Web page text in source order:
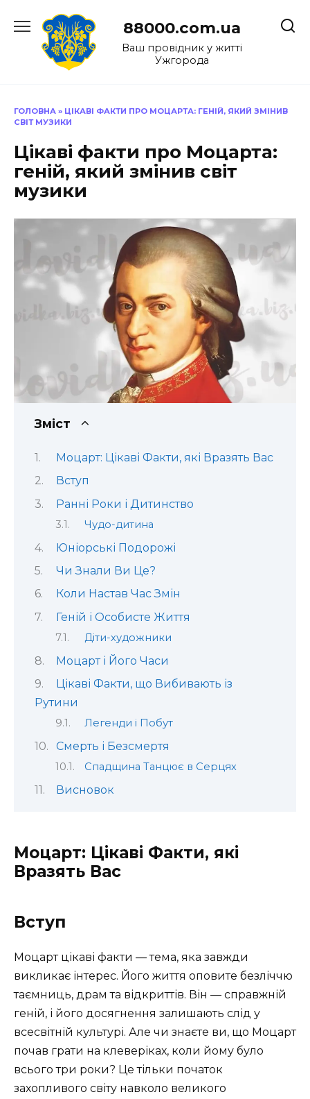
до
88000.com.ua
Ваш провідник у житті
Ужгорода
ГОЛОВНА » ЦІКАВІ ФАКТИ ПРО МОЦАРТА: ГЕНІЙ, ЯКИЙ ЗМІНИВ
СВІТ МУЗИКИ
Цікаві факти про Моцарта:
геній, який змінив світ
музики
Зміст
Моцарт: Цікаві Факти, які Вразять Вас
Вступ
Ранні Роки і Дитинство
Чудо-дитина
Юніорські Подорожі
Чи Знали Ви Це?
Коли Настав Час Змін
Геній і Особисте Життя
Діти-художники
Моцарт і Його Часи
Цікаві Факти, що Вибивають із
Рутини
Легенди і Побут
Смерть і Безсмертя
Спадщина Танцює в Серцях
Висновок
Моцарт: Цікаві Факти, які
Вразять Вас
Вступ
Моцарт цікаві факти — тема, яка завжди
викликає інтерес. Його життя оповите безліччю
таємниць, драм та відкриттів. Він — справжній
геній, і його досягнення залишають слід у
всесвітній культурі. Але чи знаєте ви, що Моцарт
почав грати на клеверіках, коли йому було
всього три роки? Це тільки початок
захопливого світу навколо великого